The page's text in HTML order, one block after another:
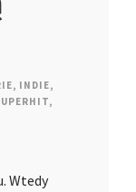
, INDIE,
,
Wtedy